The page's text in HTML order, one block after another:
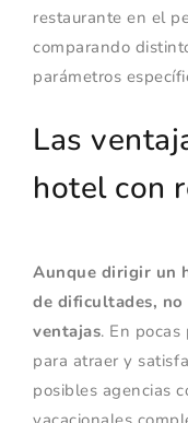
restaurante en el
comparando
parámetros
Las
hotel con
Aunque dirigir un
de dificultades,
ventajas. En pocas
para atraer y
posibles agencias